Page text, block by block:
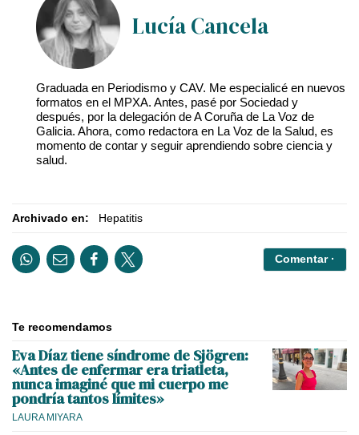
Lucía Cancela
Graduada en Periodismo y CAV. Me especialicé en nuevos
formatos en el MPXA. Antes, pasé por Sociedad y
después, por la delegación de A Coruña de La Voz de
Galicia. Ahora, como redactora en La Voz de la Salud, es
momento de contar y seguir aprendiendo sobre ciencia y
salud.
Archivado en: Hepatitis
Comentar ·
Te recomendamos
Eva Díaz tiene síndrome de Sjögren:
«Antes de enfermar era triatleta,
nunca imaginé que mi cuerpo me
pondría tantos límites»
LAURA MIYARA